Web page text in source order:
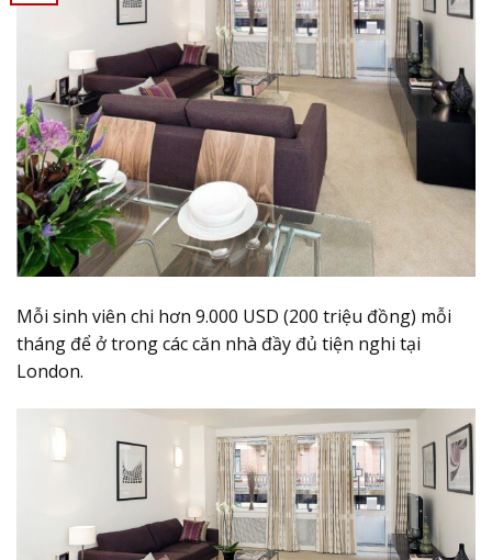
Mỗi sinh viên chi hơn 9.000 USD (200 triệu đồng) mỗi
tháng để ở trong các căn nhà đầy đủ tiện nghi tại
London.